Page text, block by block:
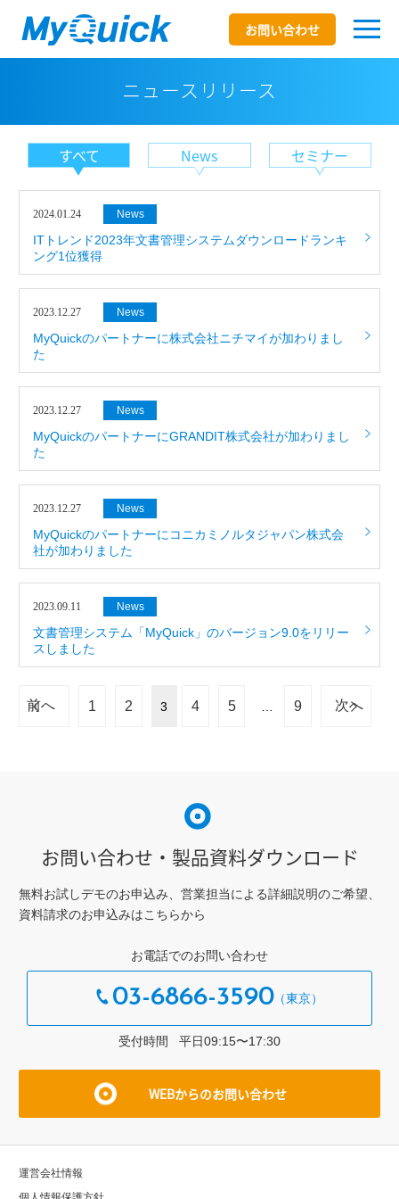
お問い合わせ
ニュースリリース
すべて News セミナー
2024.01.24 News
ITトレンド2023年文書管理システムダウンロードランキ
ング1位獲得
2023.12.27 News
MyQuickのパートナーに株式会社ニチマイが加わりまし
た
2023.12.27 News
MyQuickのパートナーにGRANDIT株式会社が加わりまし
た
2023.12.27 News
MyQuickのパートナーにコニカミノルタジャパン株式会
社が加わりました
2023.09.11 News
文書管理システム「MyQuick」のバージョン9.0をリリー
スしました
前へ 1 2 3 4 5 9 次へ
お問い合わせ・製品資料ダウンロード
無料お試しデモのお申込み、営業担当による詳細説明のご希望、
資料請求のお申込みはこちらから
お電話でのお問い合わせ
03-6866-3590
受付時間 平⽇09:15〜17:30
WEBからのお問い合わせ
運営会社情報